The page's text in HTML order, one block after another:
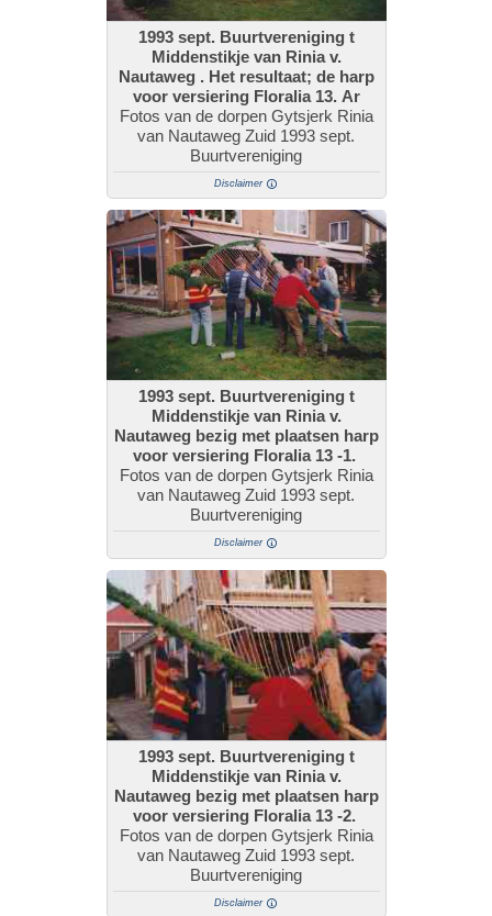
1993 sept. Buurtvereniging t
Middenstikje van Rinia v.
Nautaweg . Het resultaat; de harp
voor versiering Floralia 13. Ar
Fotos van de dorpen Gytsjerk Rinia
van Nautaweg Zuid 1993 sept.
Buurtvereniging
Disclaimer
1993 sept. Buurtvereniging t
Middenstikje van Rinia v.
Nautaweg bezig met plaatsen harp
voor versiering Floralia 13 -1.
Fotos van de dorpen Gytsjerk Rinia
van Nautaweg Zuid 1993 sept.
Buurtvereniging
Disclaimer
1993 sept. Buurtvereniging t
Middenstikje van Rinia v.
Nautaweg bezig met plaatsen harp
voor versiering Floralia 13 -2.
Fotos van de dorpen Gytsjerk Rinia
van Nautaweg Zuid 1993 sept.
Buurtvereniging
Disclaimer